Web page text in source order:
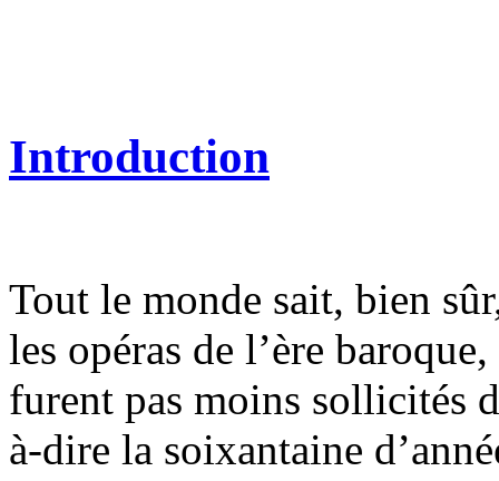
Introduction
Tout le monde sait, bien
les opéras de l’ère
furent pas moins sollicités
à-dire la soixantaine